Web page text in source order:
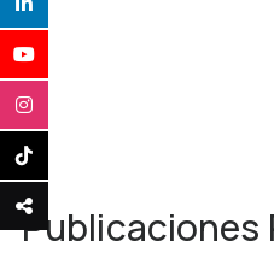
Publicaciones